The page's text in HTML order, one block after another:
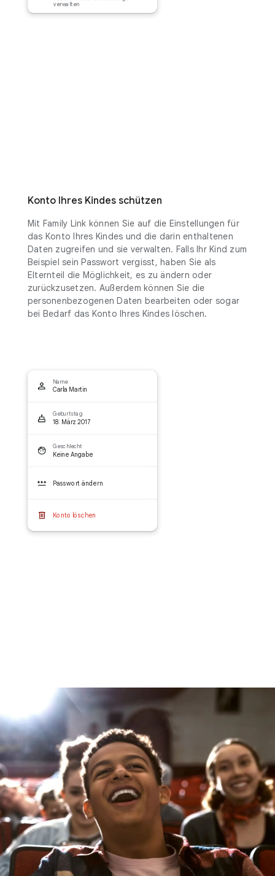
verwalten
Konto Ihres Kindes schützen
Mit Family Link können Sie auf die Einstellungen für
das Konto Ihres Kindes und die darin enthaltenen
Daten zugreifen und sie verwalten. Falls Ihr Kind zum
Beispiel sein Passwort vergisst, haben Sie als
Elternteil die Möglichkeit, es zu ändern oder
zurückzusetzen. Außerdem können Sie die
personenbezogenen Daten bearbeiten oder sogar
bei Bedarf das Konto Ihres Kindes löschen.
Name
Carla Martin
Geburtstag
18. März 2017
Geschlecht
Keine Angabe
Passwort ändern
Konto löschen